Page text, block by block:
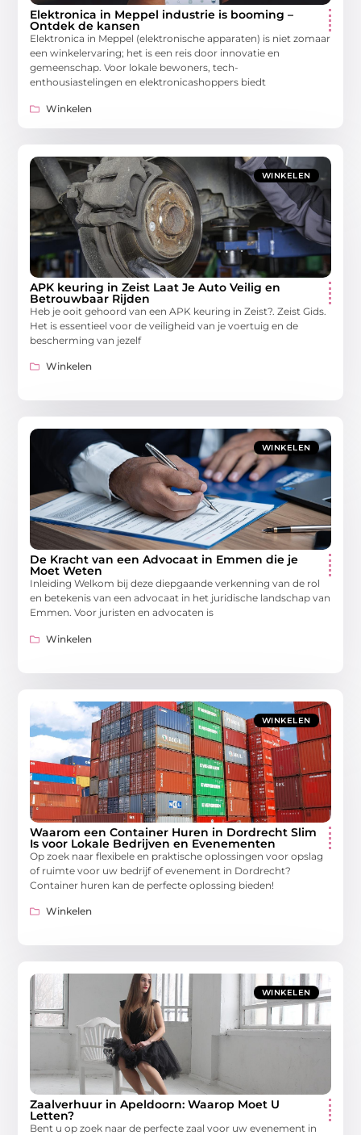
Elektronica in Meppel industrie is booming –
Ontdek de kansen
Elektronica in Meppel (elektronische apparaten) is niet zomaar
een winkelervaring; het is een reis door innovatie en
gemeenschap. Voor lokale bewoners, tech-
enthousiastelingen en elektronicashoppers biedt
Winkelen
WINKELEN
APK keuring in Zeist Laat Je Auto Veilig en
Betrouwbaar Rijden
Heb je ooit gehoord van een APK keuring in Zeist?. Zeist Gids.
Het is essentieel voor de veiligheid van je voertuig en de
bescherming van jezelf
Winkelen
WINKELEN
De Kracht van een Advocaat in Emmen die je
Moet Weten
Inleiding Welkom bij deze diepgaande verkenning van de rol
en betekenis van een advocaat in het juridische landschap van
Emmen. Voor juristen en advocaten is
Winkelen
WINKELEN
Waarom een Container Huren in Dordrecht Slim
Is voor Lokale Bedrijven en Evenementen
Op zoek naar flexibele en praktische oplossingen voor opslag
of ruimte voor uw bedrijf of evenement in Dordrecht?
Container huren kan de perfecte oplossing bieden!
Winkelen
WINKELEN
Zaalverhuur in Apeldoorn: Waarop Moet U
Letten?
Bent u op zoek naar de perfecte zaal voor uw evenement in